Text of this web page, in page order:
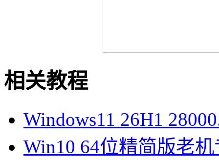
相关教程
Windows11 26H1
Win10 64位精简版老